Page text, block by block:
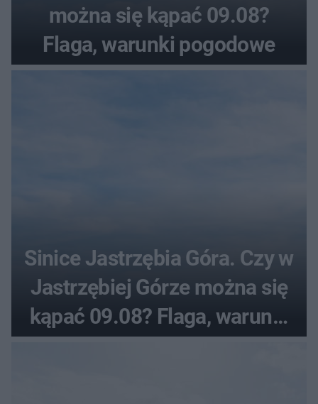
można się kąpać 09.08?
Flaga, warunki pogodowe
Sinice Jastrzębia Góra. Czy w
Jastrzębiej Górze można się
kąpać 09.08? Flaga, warunki